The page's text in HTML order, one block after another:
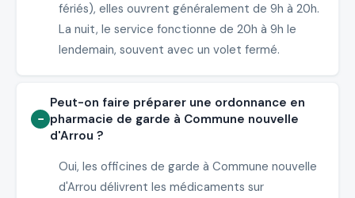
fériés), elles ouvrent généralement de 9h à 20h.
La nuit, le service fonctionne de 20h à 9h le
lendemain, souvent avec un volet fermé.
Peut-on faire préparer une ordonnance en
pharmacie de garde à Commune nouvelle
d'Arrou ?
Oui, les officines de garde à Commune nouvelle
d'Arrou délivrent les médicaments sur